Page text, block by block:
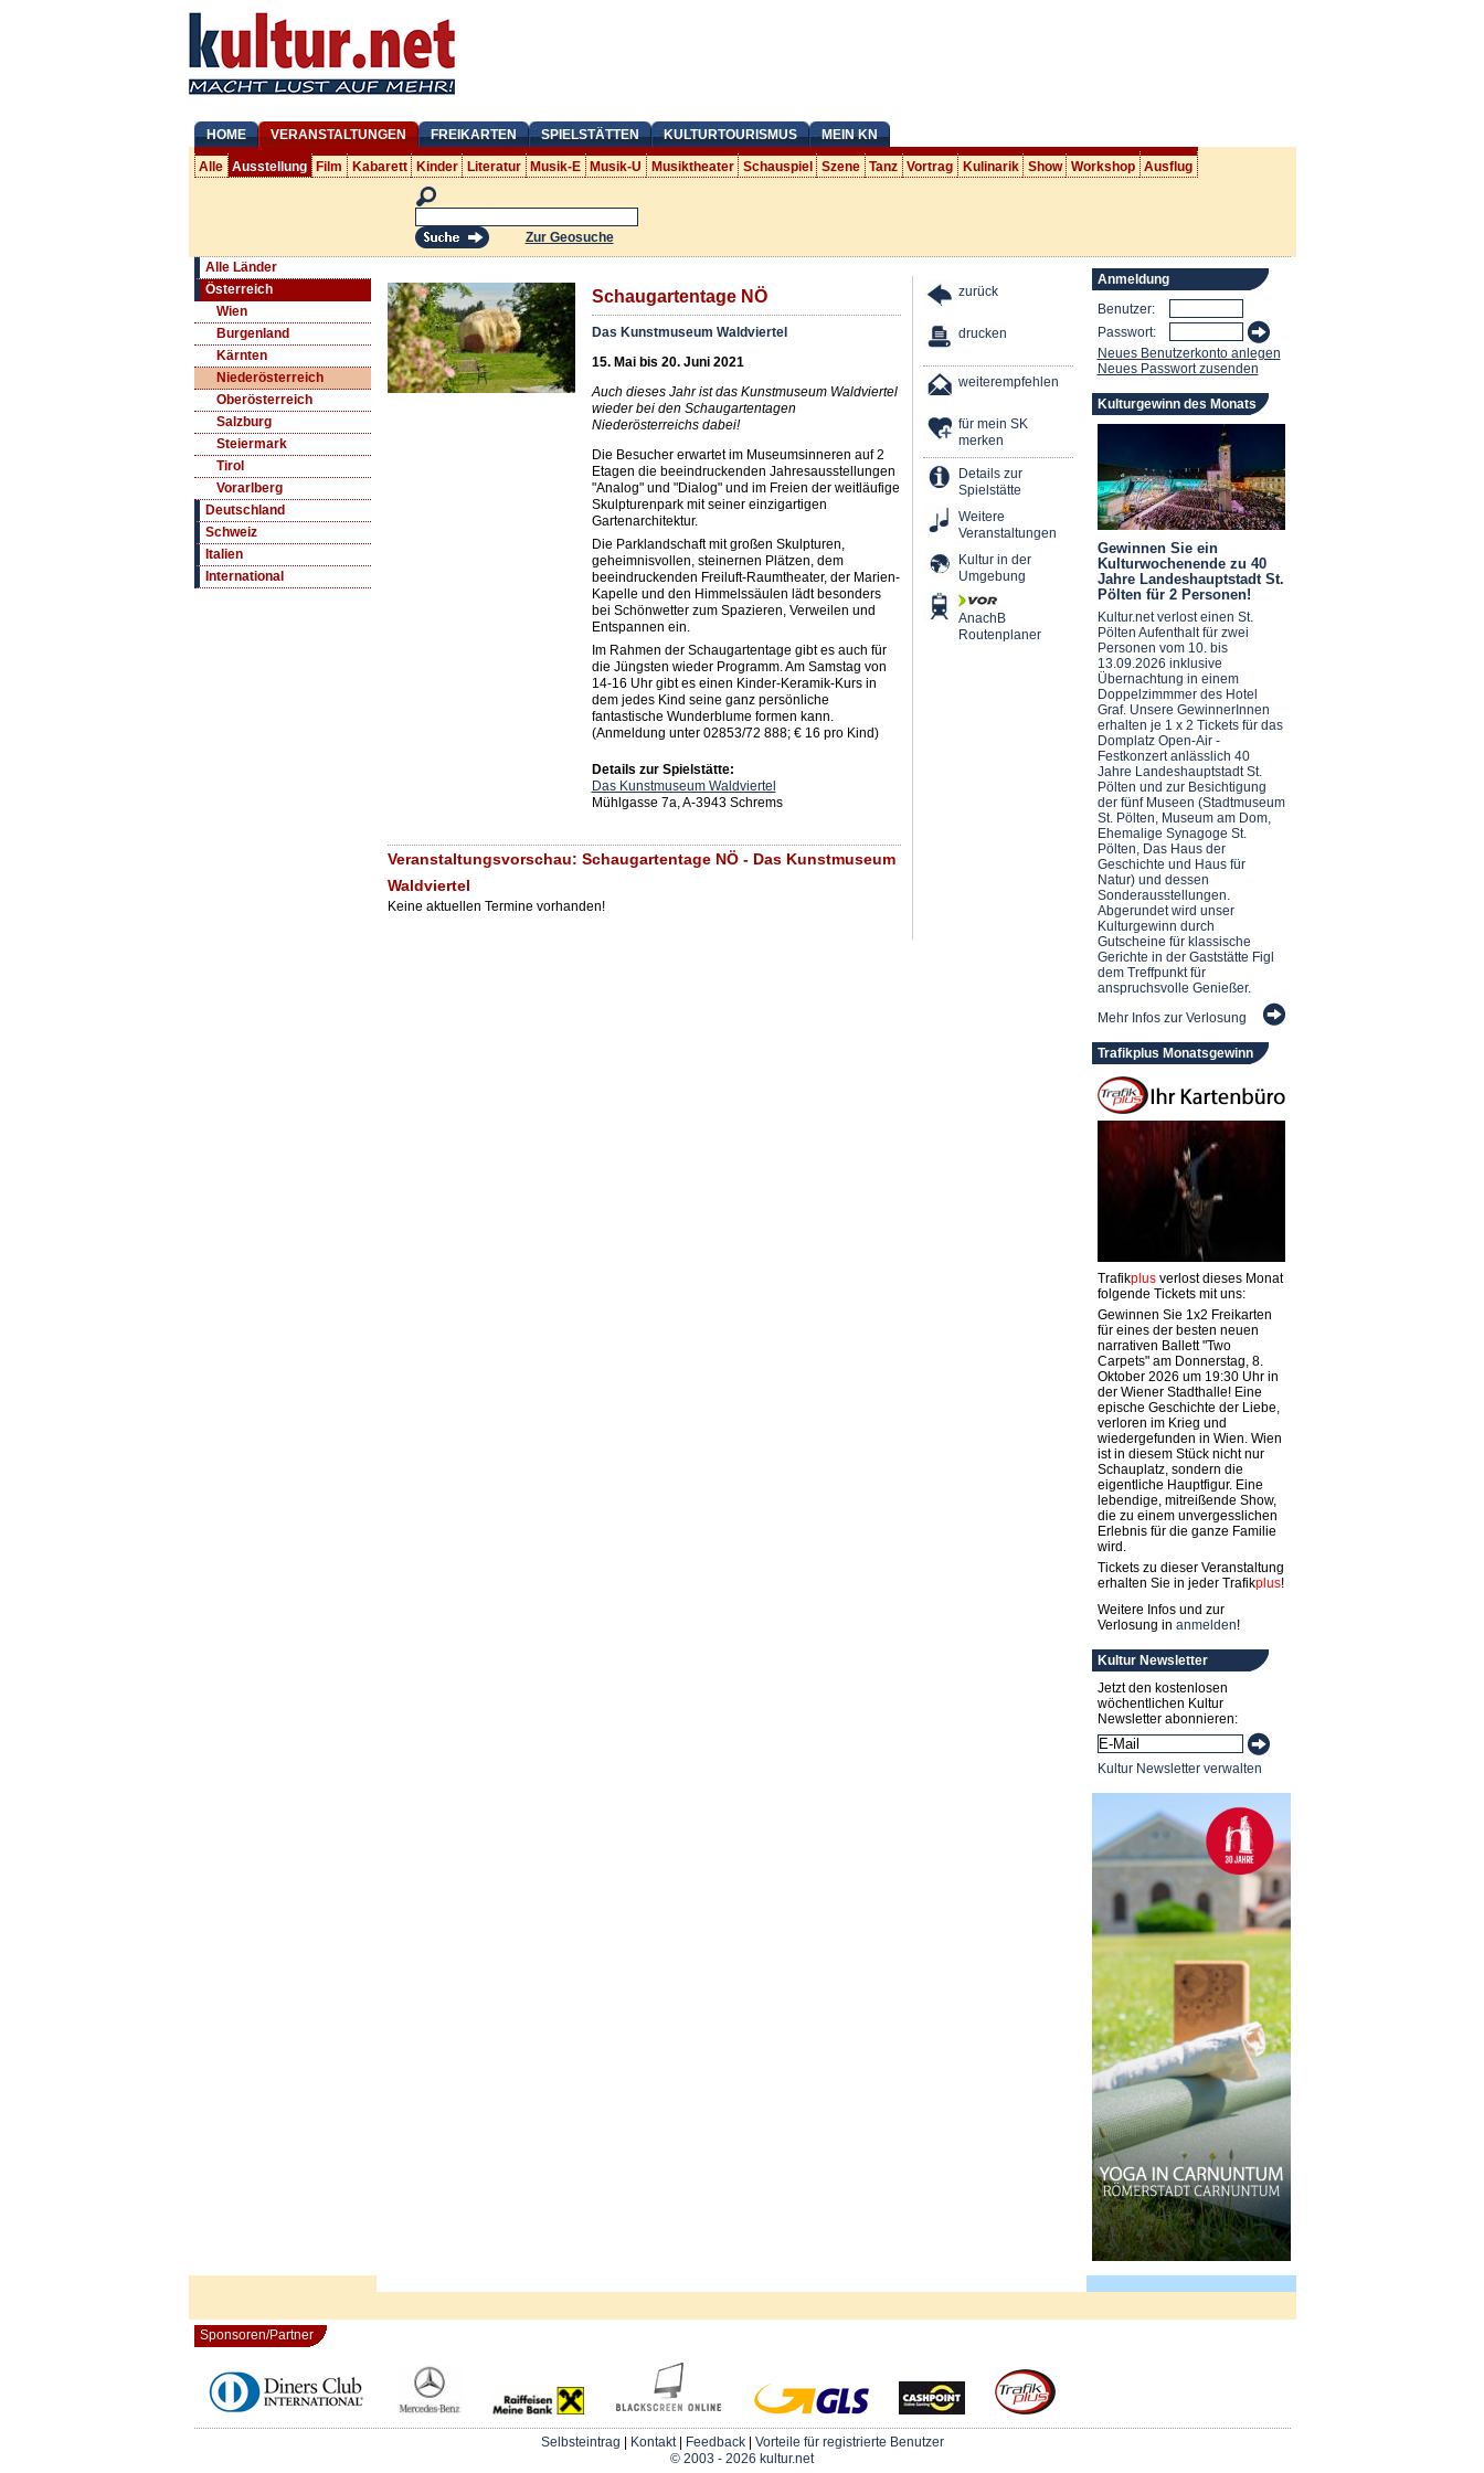
HOME VERANSTALTUNGEN FREIKARTEN SPIELSTÄTTEN KULTURTOURISMUS MEIN KN
Alle Ausstellung Film Kabarett Kinder Literatur Musik-E Musik-U Musiktheater Schauspiel Szene Tanz Vortrag Kulinarik Show Workshop Ausflug
Zur Geosuche
Alle Länder
Österreich
Wien
Burgenland
Kärnten
Niederösterreich
Oberösterreich
Salzburg
Steiermark
Tirol
Vorarlberg
Deutschland
Schweiz
Italien
International
Schaugartentage NÖ
Das Kunstmuseum Waldviertel
15. Mai bis 20. Juni 2021
Auch dieses Jahr ist das Kunstmuseum Waldviertel
wieder bei den Schaugartentagen
Niederösterreichs dabei!
Die Besucher erwartet im Museumsinneren auf 2
Etagen die beeindruckenden Jahresausstellungen
"Analog" und "Dialog" und im Freien der weitläufige
Skulpturenpark mit seiner einzigartigen
Gartenarchitektur.
Die Parklandschaft mit großen Skulpturen,
geheimnisvollen, steinernen Plätzen, dem
beeindruckenden Freiluft-Raumtheater, der Marien-
Kapelle und den Himmelssäulen lädt besonders
bei Schönwetter zum Spazieren, Verweilen und
Entspannen ein.
Im Rahmen der Schaugartentage gibt es auch für
die Jüngsten wieder Programm. Am Samstag von
14-16 Uhr gibt es einen Kinder-Keramik-Kurs in
dem jedes Kind seine ganz persönliche
fantastische Wunderblume formen kann.
(Anmeldung unter 02853/72 888; € 16 pro Kind)
Details zur Spielstätte:
Das Kunstmuseum Waldviertel
Mühlgasse 7a, A-3943 Schrems
Veranstaltungsvorschau: Schaugartentage NÖ - Das Kunstmuseum
Waldviertel
Keine aktuellen Termine vorhanden!
zurück
drucken
weiterempfehlen
für mein SK
merken
Details zur
Spielstätte
Weitere
Veranstaltungen
Kultur in der
Umgebung
AnachB
Routenplaner
Anmeldung
Benutzer:
Passwort:
Neues Benutzerkonto anlegen
Neues Passwort zusenden
Kulturgewinn des Monats
Gewinnen Sie ein
Kulturwochenende zu 40
Jahre Landeshauptstadt St.
Pölten für 2 Personen!
Kultur.net verlost einen St.
Pölten Aufenthalt für zwei
Personen vom 10. bis
13.09.2026 inklusive
Übernachtung in einem
Doppelzimmmer des Hotel
Graf. Unsere GewinnerInnen
erhalten je 1 x 2 Tickets für das
Domplatz Open-Air -
Festkonzert anlässlich 40
Jahre Landeshauptstadt St.
Pölten und zur Besichtigung
der fünf Museen (Stadtmuseum
St. Pölten, Museum am Dom,
Ehemalige Synagoge St.
Pölten, Das Haus der
Geschichte und Haus für
Natur) und dessen
Sonderausstellungen.
Abgerundet wird unser
Kulturgewinn durch
Gutscheine für klassische
Gerichte in der Gaststätte Figl
dem Treffpunkt für
anspruchsvolle Genießer.
Mehr Infos zur Verlosung
Trafikplus Monatsgewinn
Trafikplusverlost dieses Monat
folgende Tickets mit uns:
Gewinnen Sie 1x2 Freikarten
für eines der besten neuen
narrativen Ballett "Two
Carpets" am Donnerstag, 8.
Oktober 2026 um 19:30 Uhr in
der Wiener Stadthalle! Eine
epische Geschichte der Liebe,
verloren im Krieg und
wiedergefunden in Wien. Wien
ist in diesem Stück nicht nur
Schauplatz, sondern die
eigentliche Hauptfigur. Eine
lebendige, mitreißende Show,
die zu einem unvergesslichen
Erlebnis für die ganze Familie
wird.
Tickets zu dieser Veranstaltung
erhalten Sie in jeder Trafikplus!
Weitere Infos und zur
Verlosung in anmelden!
Kultur Newsletter
Jetzt den kostenlosen
wöchentlichen Kultur
Newsletter abonnieren:
Kultur Newsletter verwalten
Sponsoren/Partner
Selbsteintrag Kontakt| Feedback| Vorteile für registrierte Benutzer
© 2003 - 2026 kultur.net